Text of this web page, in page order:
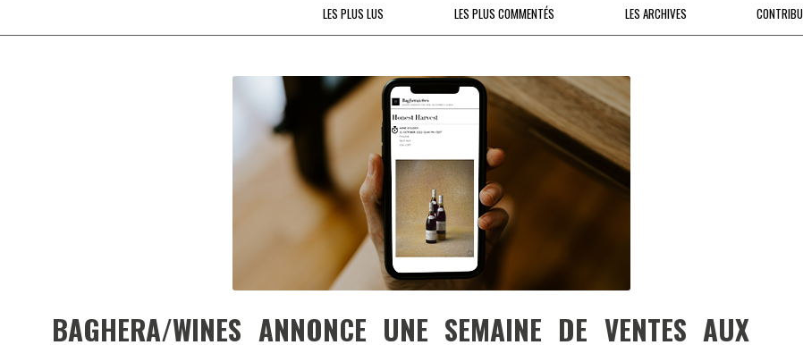
CHEFS & ACTUALITÉS
À LA PETITE CUILLÈRE
V…DE VOYAGE
LES PLUS LUS LES PLUS COMMENTÉS LES ARCHIVES
BAGHERA/WINES ANNONCE UNE SEMAINE DE VENTES AUX